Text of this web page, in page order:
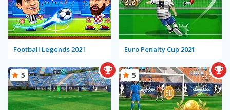
Football Legends 2021 Euro Penalty Cup 2021
5 5